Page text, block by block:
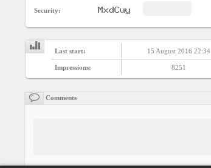
Security:
Last start: 15 August 2016 22:34
Impressions: 8251
Comments